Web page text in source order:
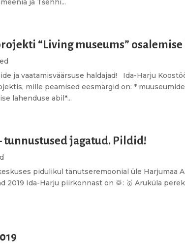
“Living museums” osalemise
ja vaatamisväärsuse haldajad! Ida-Harju
mille peamised eesmärgid on: *
lahenduse abil*...
tunnustused jagatud. Pildid!
pidulikul tänutseremoonial üle Harjumaa
2019 Ida-Harju piirkonnast on 🥁: 🥇 Aruküla